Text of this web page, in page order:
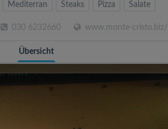
Mediterran Steaks Pizza Salate
030 6232660 www.monte-cristo.biz/
Übersicht